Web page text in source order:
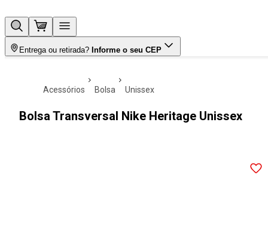
Entrega ou retirada? Informe o seu CEP
acessórios bolsa unissex
Bolsa Transversal Nike Heritage Unissex